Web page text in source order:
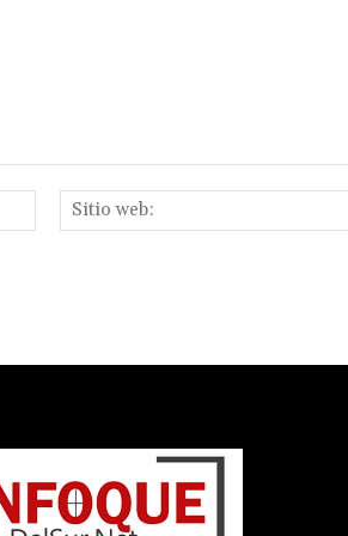
Correo
electrónico:*